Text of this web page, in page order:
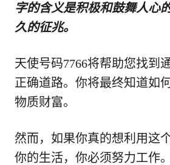
字的含义是积极和鼓舞人心
久的征兆。
天使号码7766将帮助您找到
正确道路。你将最终知道如
物质财富。
然而，如果你真的想利用这
你的生活，你必须努力工作